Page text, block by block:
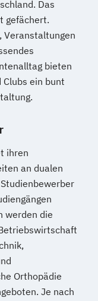
Das
gefächert.
Veranstaltungen
bieten
Clubs ein bunt
ihren
an dualen
werden die
Orthopädie
Je nach